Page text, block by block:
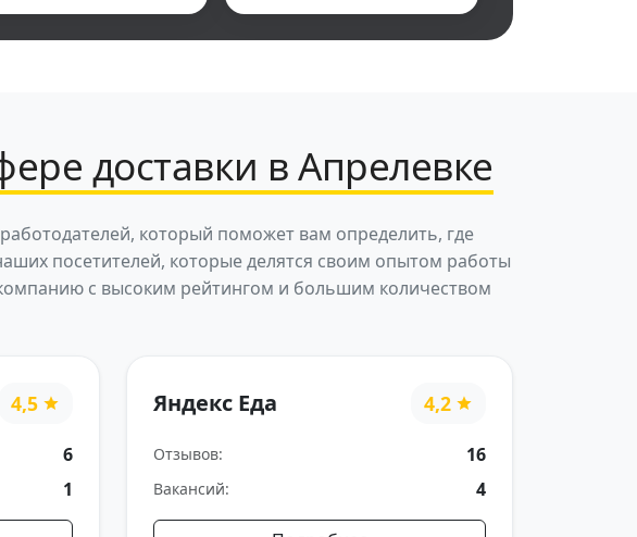
доставки в Апрелевке
который поможет вам определить, где
посетителей, которые делятся своим опытом работы
с высоким рейтингом и большим количеством
4,5
6
1
Яндекс Еда 4,2
Отзывов: 16
Вакансий: 4